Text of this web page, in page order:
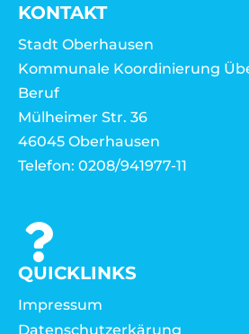
KONTAKT
Stadt Oberhausen
Kommunale Koordinierung
Beruf
Mülheimer Str. 36
46045 Oberhausen
Telefon: 0208/941977-11
QUICKLINKS
Impressum
Datenschutzerkärung